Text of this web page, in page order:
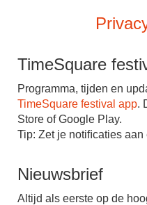
TimeSquare
Programma, tijden en
TimeSquare festival app.
Store of Google Play.
Tip: Zet je notiﬁcaties
Nieuwsbrief
Altijd als eerste op de